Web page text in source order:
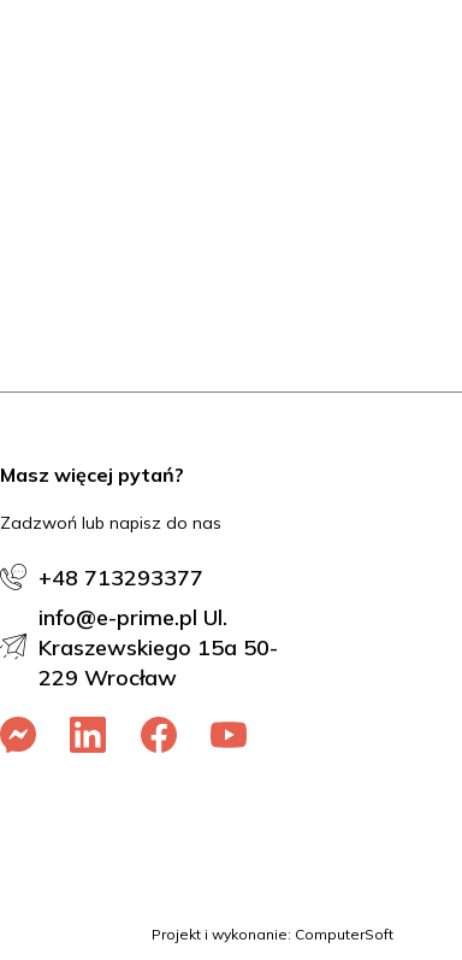
Masz więcej pytań?
Zadzwoń lub napisz do nas
+48 713293377
info@e-prime.pl Ul.
Kraszewskiego 15a 50-
229 Wrocław
Projekt i wykonanie: ComputerSoft